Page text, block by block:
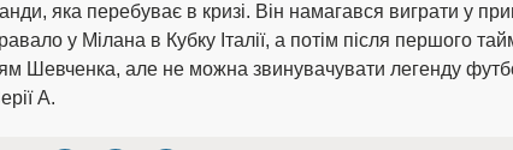
яка перебуває в кризі. Він намагався виграти у
у Мілана в Кубку Італії, а потім після першого
Шевченка, але не можна звинувачувати легенду
А.